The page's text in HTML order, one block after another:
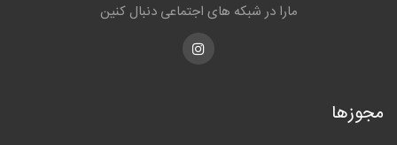
مارا در شبکه های اجتماعی دنبال کنین
Instagram
مجوزها